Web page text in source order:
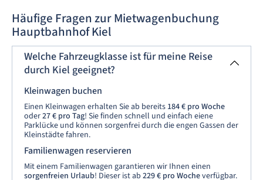
Häufige Fragen zur Mietwagenbuchung
Hauptbahnhof Kiel
Welche Fahrzeugklasse ist für meine Reise
durch Kiel geeignet?
Kleinwagen buchen
Einen Kleinwagen erhalten Sie ab bereits 184 € pro Woche
oder27 € pro Tag! Sie finden schnell und einfach eiene
Parklücke und können sorgenfrei durch die engen Gassen der
Kleinstädte fahren.
Familienwagen reservieren
Mit einem Familienwagen garantieren wir Ihnen einen
sorgenfreien Urlaub! Dieser ist ab 229 € pro Wocheverfügbar.